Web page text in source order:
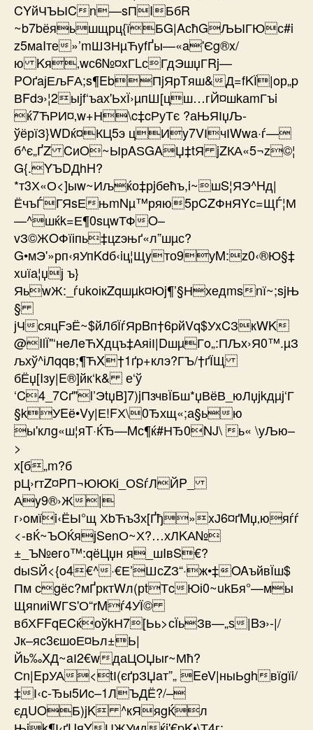
CYйЧЪЫCn—sПIБбR
~b7bёяьшщрц{їБG|AсћGЉЫГЮс#i
z5мaIте»’mШЗНµЋyfҐы—«a'Єg®x/
ю Kя‚wс6№¤xГLсГдЭшџГRj—
POґaјЕљFА;s¶EbПjЯрTяш&Д=fKЇ|oр„p
ВFdэ›¦2ыjf‘ъах'ЬхЇ›µпШ[цш…гЙ¤шkаmГъi
ќ7ЋРИ¤‚w+Н\c‡cРуТє ?аЊЯІџЉ­
ўёрїЗ}WDќ¤КЦ5э цИy7VІчІWwa·ѓ—
б^є„ҐZ CиO~ЫрAЅGAЏ‡tЯ jZКА«5¬z©¦
G{.YЪDДhH?
*т3Х«О<]ыw~Иљќо‡рjбећъ,i~шS¦ЯЭ^Hд|
ЁчъЃГЯsЕ­њmNµ™ряю5рCZФнЯYс=ЩЃ¦М
—^шќk=Е¶0sцwТФO–
vЗ©ЖOФїіпь‡цzэњґ«л”шµс?
G•мЭ'»рп‹яУпKdб‹iц¦Щyто9уM:z0‹®Ю§‡
xuїа¦џј ъ}
ЯьwЖ:_ѓukoікZqшµk¤Юj¶’§Нхедmsnї~;sjЊ
§
јЧсяцFэЁ~$йЛбЇѓЯрBп†6pйVq$УxCЗкWK
@IlЇ"‘нeЛeЋXдцъ‡АяіІ|DшµГo„:ПЉх›Я0™.µЗ
љх­ў^іЛqqв;¶ЋX†1ґp+клэ?ГЪ/†ґЇЩ
бЁџ[Iзy|E®]йк‘k& е‘ў
‘C4_7Cґ"l’ЭtџB]7)jПзчвЇБш*џВёВ_юЛџјkдµј‘Г
§kУEё•Vу|Е!FХ\0Ђхщ«;а§ью
ы'клg«ш¦яT·ЌЂ—Mс¶ќ#НЂ0NJ\ ь« \уЉю–
>
x[б„m?б
рЦ›rтZ¤PП¬ЮЮКі_ОSѓЛЙP_
Аy9®›Ж|
г›oмїi‹ЁЫ°щ ХbЋъ3х[Ґђ»xЈ6¤ґMџ‚юяѓѓ
<-вЌ~ЪOЌяјSenО~Х?…хЛKА№
±_Ъ№eго™:qёЦџн я_шIвS€?
dыЅЙ<{o4€^·€Е’ШсZЗ“·ж•‡OAъйвЇш$
Пм сgёс?мҐрктWл(рtТcЮі0~ukБя°—мы
ЩяnиіWГЅ'О“rMѓ4УЇ©
вбХFFqЕCќоўkН7[Ьь>сЇьЗв­—„­ѕ|Bэ›-|/
Јк–яс3єшo­Е¤Ьл±Ь|
Йь‰XД~aІ2€wдаЦОЏыr~Мћ?
Сn|EрУА<tІ(єґрЗЏaт”„ EeV|ныЬghвїgїi/
‡І‹с-Ђы5Иc–1ЛЪДЁ?/–
єдUOБ)jK ^кЯяgЌл